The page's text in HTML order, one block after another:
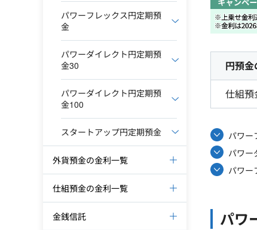
円預
仕組預
パワー
パワー
パワー
パワ
パワーフレックス円定期預
金
パワーダイレクト円定期預
金30
パワーダイレクト円定期預
金100
スタートアップ円定期預金
外貨預金の金利一覧
仕組預金の金利一覧
金銭信託